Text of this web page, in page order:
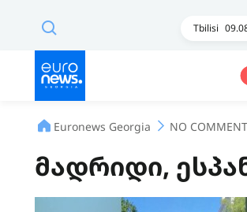
Tbilisi
Euronews Georgia NO COMMENT
მადრიდი,